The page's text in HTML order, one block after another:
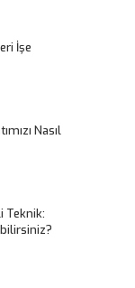
İşe
Nasıl
Teknik: